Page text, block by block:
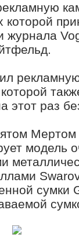
журнала
этот раз
модель
сумки